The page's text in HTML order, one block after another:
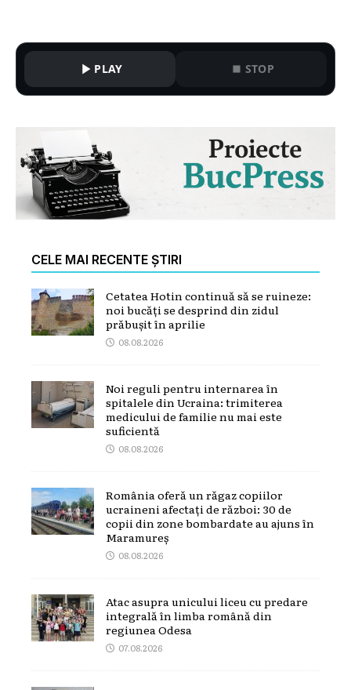
PLAY STOP
CELE MAI RECENTE ȘTIRI
Cetatea Hotin continuă să se ruineze:
noi bucăți se desprind din zidul
prăbușit în aprilie
08.08.2026
Noi reguli pentru internarea în
spitalele din Ucraina: trimiterea
medicului de familie nu mai este
suficientă
08.08.2026
România oferă un răgaz copiilor
ucraineni afectați de război: 30 de
copii din zone bombardate au ajuns în
Maramureș
08.08.2026
Atac asupra unicului liceu cu predare
integrală în limba română din
regiunea Odesa
07.08.2026